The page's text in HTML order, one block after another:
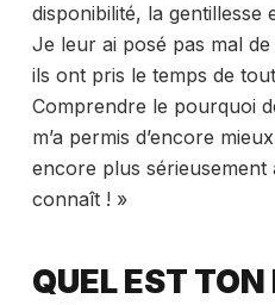
disponibilité, la gentillesse
Je leur ai posé pas mal
ils ont pris le temps de
Comprendre le pourquoi
m’a permis d’encore
encore plus sérieusement
connaît ! »
QUEL EST